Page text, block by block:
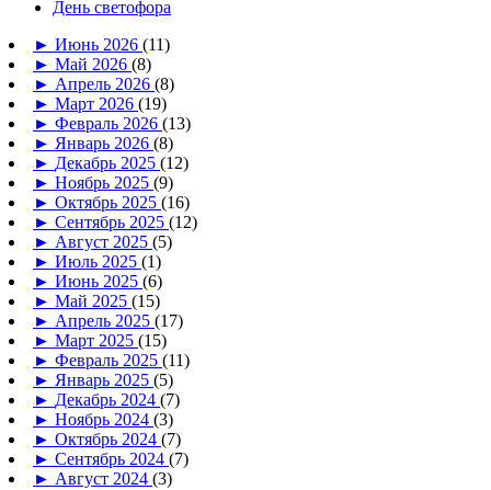
День светофора
► Июнь 2026 (11)
► Май 2026 (8)
► Апрель 2026 (8)
► Март 2026 (19)
► Февраль 2026 (13)
► Январь 2026 (8)
► Декабрь 2025 (12)
► Ноябрь 2025 (9)
► Октябрь 2025 (16)
► Сентябрь 2025 (12)
► Август 2025 (5)
► Июль 2025 (1)
► Июнь 2025 (6)
► Май 2025 (15)
► Апрель 2025 (17)
► Март 2025 (15)
► Февраль 2025 (11)
► Январь 2025 (5)
► Декабрь 2024 (7)
► Ноябрь 2024 (3)
► Октябрь 2024 (7)
► Сентябрь 2024 (7)
► Август 2024 (3)